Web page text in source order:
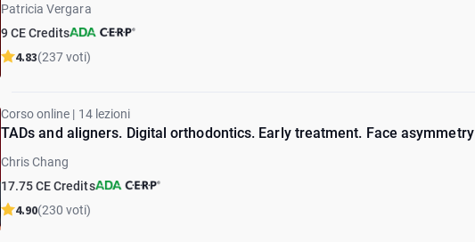
Patricia Vergara
9 CE Credits
4.83(237 voti)
Corso online | 14 lezioni
TADs and aligners. Digital orthodontics. Early treatment. Face asymmetry
Chris Chang
17.75 CE Credits
4.90(230 voti)